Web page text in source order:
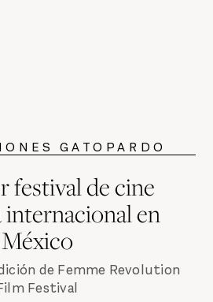
GATOPARDO
festival de cine
en
México
de Femme Revolution
Festival